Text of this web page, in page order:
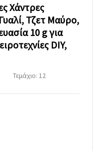
Χάντρες
Τζετ Μαύρο,
10 g για
DIY,
Τεμάχιο: 12